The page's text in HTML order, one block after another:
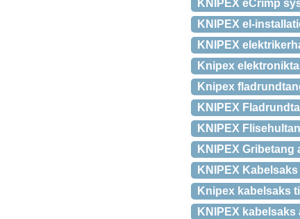
KNIPEX eCrimp
KNIPEX el-
KNIPEX
Knipex
Knipex
KNIPEX
KNIPEX
KNIPEX Gribetang
KNIPEX
Knipex kabelsaks
KNIPEX